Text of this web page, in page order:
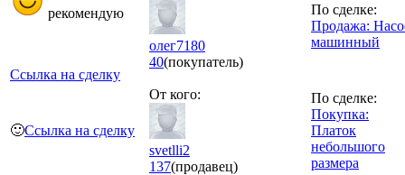
рекомендую
Ссылка на сделку
олег7180
40(покупатель)
По сделке:
Продажа:
машинный
🙂Ссылка на сделку
От кого:
svetlli2
137(продавец)
По сделке:
Покупка:
Платок
небольшого
размера